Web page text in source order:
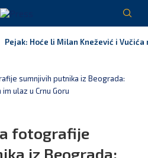
Pejak: Hoće li Milan Knežević i
sumnjivih putnika iz Beograda:
ulaz u Crnu Goru
fotografije
iz Beograda: